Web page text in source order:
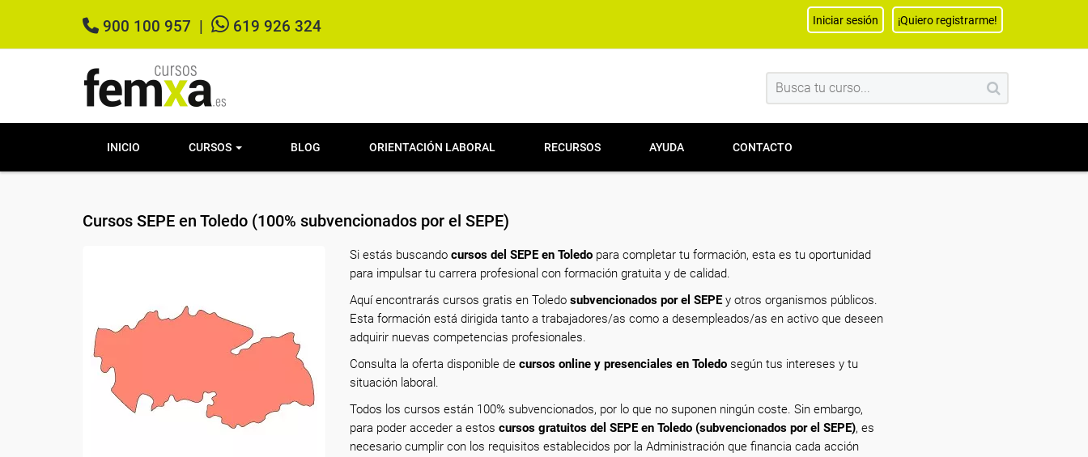
900 100 957 619 926 324 Iniciar sesión ¡Quiero registrarme!
INICIO CURSOS BLOG ORIENTACIÓN LABORAL RECURSOS AYUDA CONTACTO
Cursos SEPE en Toledo (100% subvencionados por el SEPE)
Si estás buscando cursos del SEPE en Toledo para completar tu formación, esta es tu oportunidad
para impulsar tu carrera profesional con formación gratuita y de calidad.
Aquí encontrarás cursos gratis en Toledo subvencionados por el SEPEy otros organismos públicos.
Esta formación está dirigida tanto a trabajadores/as como a desempleados/as en activo que deseen
adquirir nuevas competencias profesionales.
Consulta la oferta disponible de cursos online y presenciales en Toledo según tus intereses y tu
situación laboral.
Todos los cursos están 100% subvencionados, por lo que no suponen ningún coste. Sin embargo,
para poder acceder a estos cursos gratuitos del SEPE en Toledo (subvencionados por el SEPE), es
necesario cumplir con los requisitos establecidos por la Administración que financia cada acción